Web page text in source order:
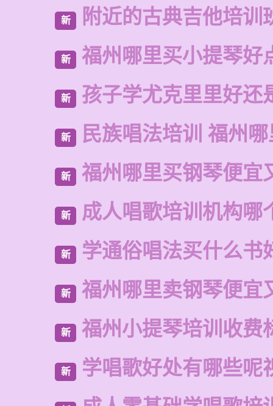
新 附近的古典吉他培训
新 福州哪里买小提琴好
新 孩子学尤克里里好还
新 民族唱法培训 福州
新 福州哪里买钢琴便宜
新 成人唱歌培训机构哪
新 学通俗唱法买什么书
新 福州哪里卖钢琴便宜
新 福州小提琴培训收费
新 学唱歌好处有哪些呢